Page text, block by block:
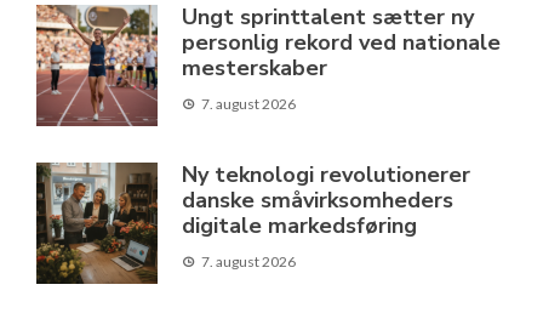
Ungt sprinttalent sætter ny
personlig rekord ved nationale
mesterskaber
7. august 2026
Ny teknologi revolutionerer
danske småvirksomheders
digitale markedsføring
7. august 2026